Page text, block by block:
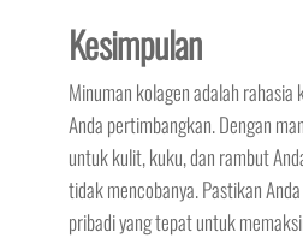
Kesimpulan
Minuman kolagen adalah
Anda pertimbangkan. Dengan
untuk kulit, kuku, dan rambut
tidak mencobanya. Pastikan
pribadi yang tepat untuk